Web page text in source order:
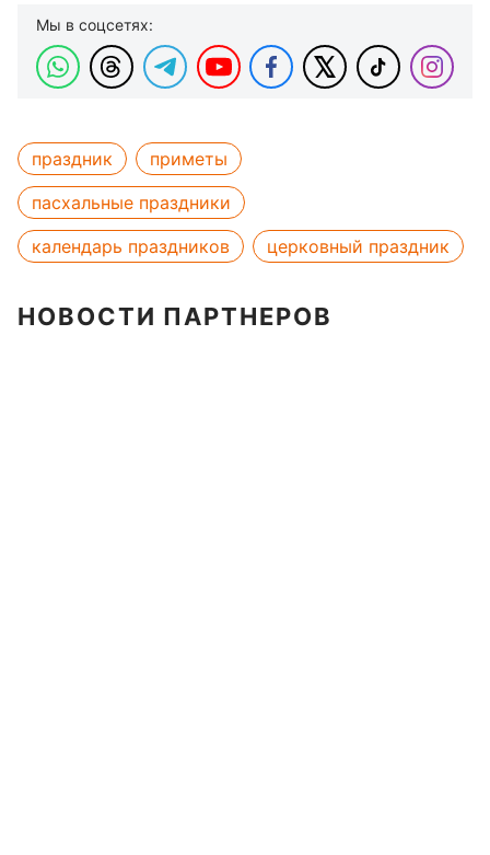
Мы в соцсетях:
праздник
приметы
пасхальные праздники
календарь праздников
церковный праздник
НОВОСТИ ПАРТНЕРОВ